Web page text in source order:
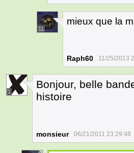
11
mieux que la
Raph60 11/25/2013
1
Bonjour, belle
histoire
monsieur 06/21/2011 23:29:48